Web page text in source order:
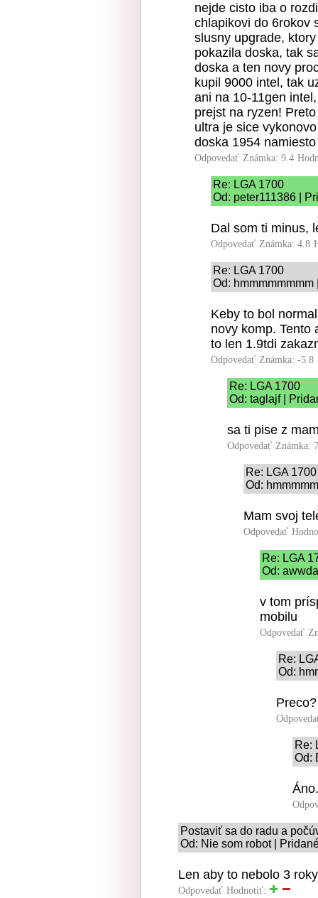
nejde cisto iba o
chlapikovi do 6rokov
slusny upgrade,
pokazila doska, tak
doska a ten novy
kupil 9000 intel, tak
ani na 10-11gen
prejst na ryzen!
ultra je sice
doska 1954
Odpovedať Známka: 9.4
Re: LGA 1700
Od: peter111386 |
Dal som ti minus,
Odpovedať Známka: 4.8
Re: LGA 1700
Od:
Keby to bol
novy komp. Tento
to len 1.9tdi
Odpovedať Známka: -5.8
Re: LGA 1700
Od: taglajf |
sa ti pise z
Odpovedať Známka:
Re: LGA 1700
Od:
Mam svoj
Odpovedať
Re: LGA
Od:
v tom
mobilu
Odpovedať
Re:
Od:
Preco?
Re:
Od:
Áno.
Postaviť sa do radu a
Od: Nie som robot |
Len aby to nebolo 3
Odpovedať Hodnotiť: